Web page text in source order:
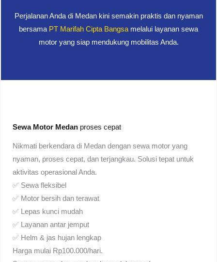
Perjalanan Anda di Medan kini semakin praktis dan nyaman
bersama PT Marifah Cipta Bangsa melalui layanan sewa
motor yang siap mendukung mobilitas Anda.
Sewa Motor Medan proses cepat
Nikmati berkendara di Medan dengan sewa motor yang
nyaman, proses cepat, dan terjangkau. Solusi tepat untuk
aktivitas operasional Anda.
✅ Sewa fleksibel
✅ Motor bersih dan terawat
✅ Lepas kunci mudah
✅ Layanan antar jemput
✅ Helm & jas hujan lengkap
Harga mulai Rp100.000/hari.